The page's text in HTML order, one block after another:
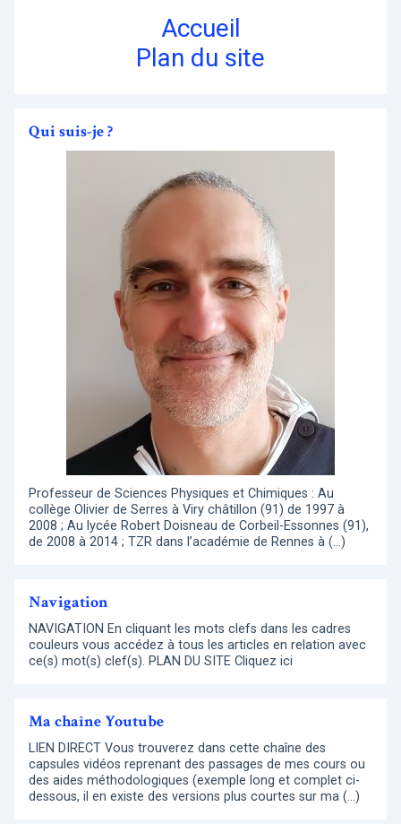
Accueil
Plan du site
Qui suis-je ?
Professeur de Sciences Physiques et Chimiques : Au
collège Olivier de Serres à Viry châtillon (91) de 1997 à
2008 ; Au lycée Robert Doisneau de Corbeil-Essonnes (91),
de 2008 à 2014 ; TZR dans l’académie de Rennes à (…)
Navigation
NAVIGATION En cliquant les mots clefs dans les cadres
couleurs vous accédez à tous les articles en relation avec
ce(s) mot(s) clef(s). PLAN DU SITE Cliquez ici
Ma chaîne Youtube
LIEN DIRECT Vous trouverez dans cette chaîne des
capsules vidéos reprenant des passages de mes cours ou
des aides méthodologiques (exemple long et complet ci-
dessous, il en existe des versions plus courtes sur ma (…)